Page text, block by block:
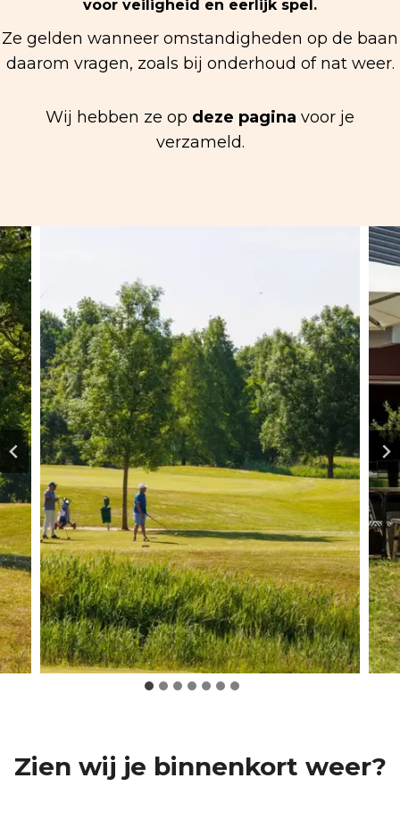
voor veiligheid en eerlijk spel.
Ze gelden wanneer omstandigheden op de baan
daarom vragen, zoals bij onderhoud of nat weer.
Wij hebben ze op deze pagina voor je
verzameld.
Zien wij je binnenkort weer?